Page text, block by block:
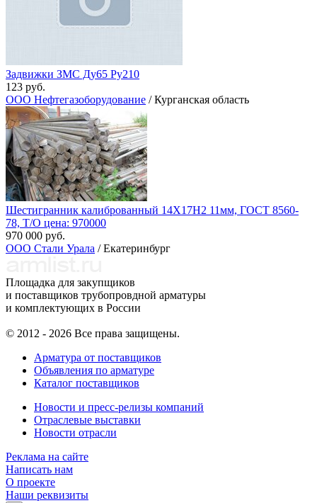
Задвижки ЗМС Ду65 Ру210
123 руб.
ООО Нефтегазоборудование / Курганская область
Шестигранник калиброванный 14Х17Н2 11мм, ГОСТ 8560-
78, Т/О цена: 970000
970 000 руб.
ООО Стали Урала / Екатеринбург
Площадка для закупщиков
и поставщиков трубопровдной арматуры
и комплектующих в России
© 2012 - 2026 Все права защищены.
Арматура от поставщиков
Объявления по арматуре
Каталог поставщиков
Новости и пресс-релизы компаний
Отраслевые выставки
Новости отрасли
Реклама на сайте
Написать нам
О проекте
Наши реквизиты